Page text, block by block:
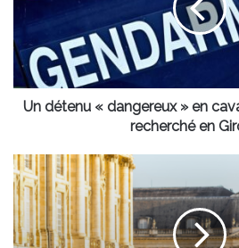
cavale
après
son
évasion
Gironde
Un détenu « dangereux » en
recherché en
Où
bouger
à
Bordeaux
cette